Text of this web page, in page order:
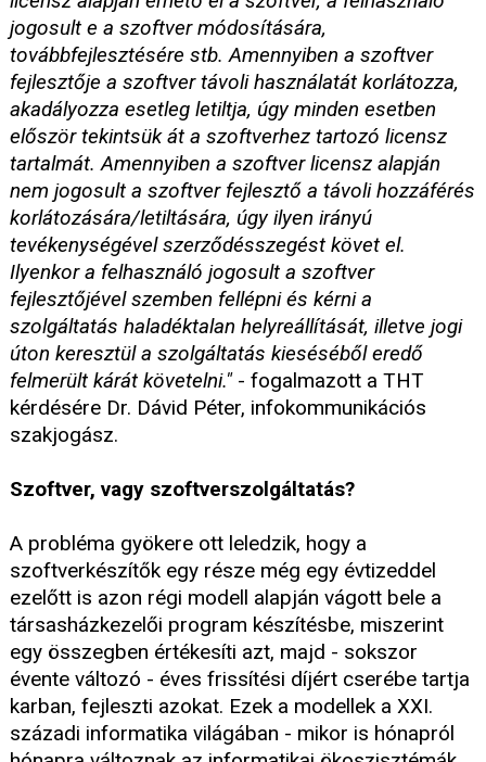
jogosult e a szoftver módosítására,
továbbfejlesztésére stb. Amennyiben a szoftver
fejlesztője a szoftver távoli használatát korlátozza,
akadályozza esetleg letiltja, úgy minden esetben
először tekintsük át a szoftverhez tartozó licensz
tartalmát. Amennyiben a szoftver licensz alapján
nem jogosult a szoftver fejlesztő a távoli hozzáférés
korlátozására/letiltására, úgy ilyen irányú
tevékenységével szerződésszegést követ el.
Ilyenkor a felhasználó jogosult a szoftver
fejlesztőjével szemben fellépni és kérni a
szolgáltatás haladéktalan helyreállítását, illetve jogi
úton keresztül a szolgáltatás kieséséből eredő
felmerült kárát követelni."- fogalmazott a THT
kérdésére Dr. Dávid Péter, infokommunikációs
szakjogász.
Szoftver, vagy szoftverszolgáltatás?
A probléma gyökere ott leledzik, hogy a
szoftverkészítők egy része még egy évtizeddel
ezelőtt is azon régi modell alapján vágott bele a
társasházkezelői program készítésbe, miszerint
egy összegben értékesíti azt, majd - sokszor
évente változó - éves frissítési díjért cserébe tartja
karban, fejleszti azokat. Ezek a modellek a XXI.
századi informatika világában - mikor is hónapról